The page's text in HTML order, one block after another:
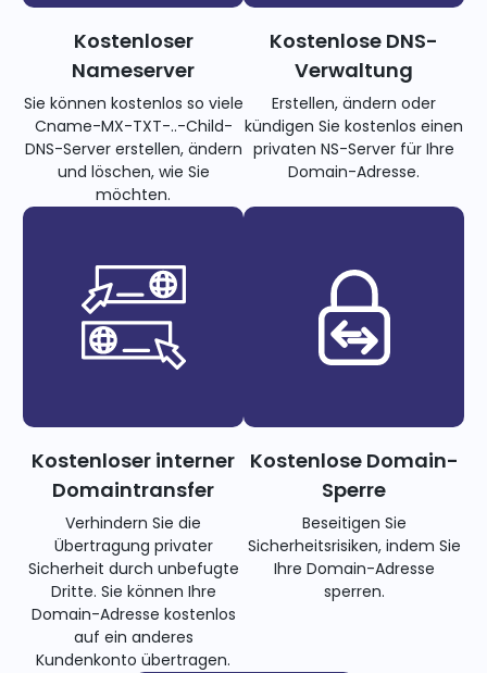
Kostenloser
Nameserver
Sie können kostenlos so viele
Cname-MX-TXT-..-Child-
DNS-Server erstellen, ändern
und löschen, wie Sie
möchten.
Kostenlose DNS-
Verwaltung
Erstellen, ändern oder
kündigen Sie kostenlos einen
privaten NS-Server für Ihre
Domain-Adresse.
Kostenloser interner
Domaintransfer
Verhindern Sie die
Übertragung privater
Sicherheit durch unbefugte
Dritte. Sie können Ihre
Domain-Adresse kostenlos
auf ein anderes
Kundenkonto übertragen.
Kostenlose Domain-
Sperre
Beseitigen Sie
Sicherheitsrisiken, indem Sie
Ihre Domain-Adresse
sperren.